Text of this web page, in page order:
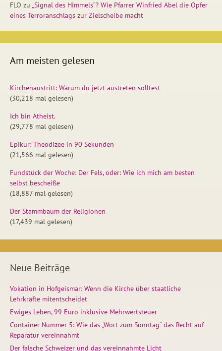
FLO zu „Signal des Himmels“? Wie Pfarrer Winfried Abel die Opfer
eines Terroranschlags zur Zielscheibe macht
Am meisten gelesen
Kirchenaustritt: Warum du jetzt austreten solltest
(30,218 mal gelesen)
Ich bin Atheist.
(29,778 mal gelesen)
Epikur: Theodizee in 90 Sekunden
(21,566 mal gelesen)
Fundstück der Woche: Der Fels, oder: Wie ich mich am besten
selbst bescheiße
(18,887 mal gelesen)
Der Stammbaum der Religionen
(17,439 mal gelesen)
Neue Beiträge
Vokation in Hofgeismar: Wenn die Kirche über staatliche
Lehrkräfte mitentscheidet
Ewiges Leben, 99 Euro inklusive Mehrwertsteuer
Container Nummer 5: Wie das „Wort zum Sonntag“ das Recht auf
Reparatur vereinnahmt
Der falsche Schweizer und das vereinnahmte Licht